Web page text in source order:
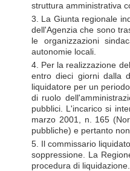
struttura amministrativa
3. La Giunta regionale
dell'Agenzia che sono
le organizzazioni
autonomie locali.
4. Per la realizzazione
entro dieci giorni dalla
liquidatore per un
di ruolo
pubblici. L'incarico si
marzo 2001, n. 165
pubbliche) e pertanto
5. Il commissario
soppressione. La
procedura di liquidazione.